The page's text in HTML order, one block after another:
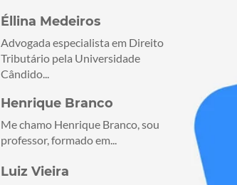
Éllina Medeiros
Advogada especialista em Direito
Tributário pela Universidade
Cândido...
Henrique Branco
Me chamo Henrique Branco, sou
professor, formado em...
Luiz Vieira